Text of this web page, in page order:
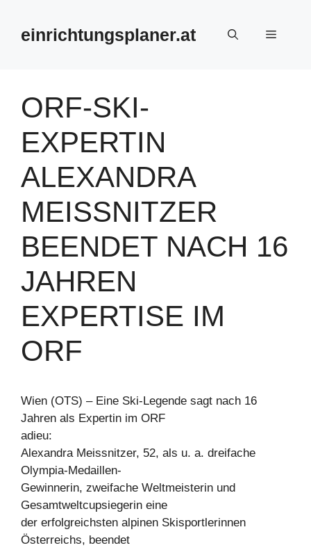
springeneinrichtungsplaner.at Menü
ORF-SKI-
EXPERTIN
ALEXANDRA
MEISSNITZER
BEENDET NACH 16
JAHREN
EXPERTISE IM
ORF
Wien (OTS) – Eine Ski-Legende sagt nach 16
Jahren als Expertin im ORF
adieu:
Alexandra Meissnitzer, 52, als u. a. dreifache
Olympia-Medaillen-
Gewinnerin, zweifache Weltmeisterin und
Gesamtweltcupsiegerin eine
der erfolgreichsten alpinen Skisportlerinnen
Österreichs, beendet